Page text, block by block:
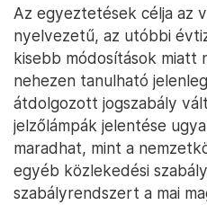
Az egyeztetések célja az
nyelvezetű, az utóbbi
kisebb módosítások miatt
nehezen tanulható
átdolgozott jogszabály
jelzőlámpák jelentése
maradhat, mint a
egyéb közlekedési
szabályrendszert a mai